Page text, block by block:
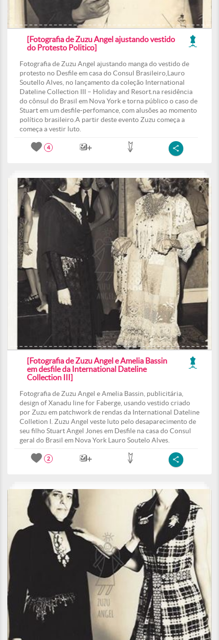
[Fotografia de Zuzu Angel ajustando vestido
do Protesto Politico]
Fotografia de Zuzu Angel ajustando manga do vestido de
protesto no Desfile em casa do Consul Brasileiro,Lauro
Soutello Alves, no lançamento da coleção International
Dateline Collection III – Holiday and Resort.na residência
do cônsul do Brasil em Nova York e torna público o caso de
Stuart em um desfile-perfomance, com alusões ao momento
político brasileiro.A partir deste evento Zuzu começa a
começa a vestir luto.
4
[Fotografia de Zuzu Angel e Amelia Bassin
em desfile da International Dateline
Collection III]
Fotografia de Zuzu Angel e Amelia Bassin, publicitária,
design of Xanadu line for Faberge, usando vestido criado
por Zuzu em patchwork de rendas da International Dateline
Colletion I. Zuzu Angel veste luto pelo desaparecimento de
seu filho Stuart Angel Jones em Desfile na casa do Consul
geral do Brasil em Nova York Lauro Soutelo Alves.
2